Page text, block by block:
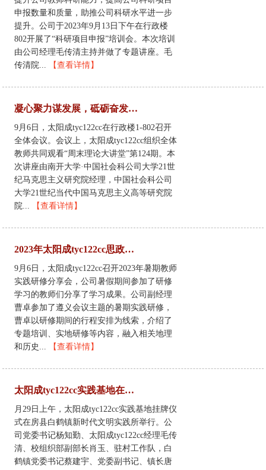
申报数量和质量，助推公司科研水平进一步
提升。公司于2023年9月13日下午在行政楼
802开展了“科研项目申报”培训会。本次培训
由公司经理毛传清主持并做了专题讲座。毛
传清院...
【查看详情】
凝心聚力谋发展，砥砺奋发谱新篇——太阳成tyc122cc召开新学期集体备课会
9月6日，太阳成tyc122cc在行政楼1-802召开
全体会议。会议上，太阳成tyc122cc组织全体
教师共同观看“周末理论大讲堂”第124期。本
次讲座由南开大学·中国社会科公司大学21世
纪马克思主义研究院经理，中国社会科公司
大学21世纪当代中国马克思主义高等研究院
院...
【查看详情】
2023年太阳成tyc122cc思政课教师暑期社会实践研修分享会
9月6日，太阳成tyc122cc召开2023年暑期教师
实践研修分享会，公司暑假期间参加了研修
学习的教师们分享了学习成果。公司副经理
曹卓参加了遵义会议主题的暑期实践研修，
曹卓以研修期间的行程安排为线索，介绍了
专题培训、实地研修等内容，融入相关地理
和历史...
【查看详情】
太阳成tyc122cc实践基地在房县挂牌
月29日上午，太阳成tyc122cc实践基地挂牌仪
式在房县白鹤镇新时代文明实践所举行。公
司党委书记杨知勤、太阳成tyc122cc经理毛传
清、校组织部副部长肖玉、驻村工作队，白
鹤镇党委书记蔡建宇、党委副书记、镇长唐